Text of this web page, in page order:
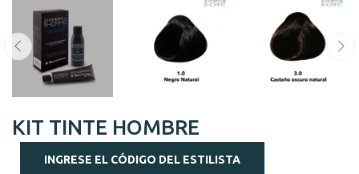
KIT TINTE HOMBRE
INGRESE EL CÓDIGO DEL ESTILISTA